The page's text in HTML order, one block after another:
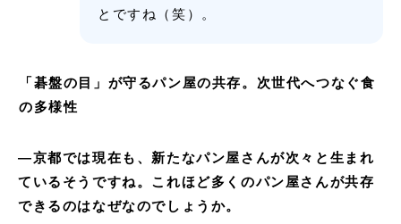
とですね（笑）。
「碁盤の目」が守るパン屋の共存。次世代へつなぐ食
の多様性
—京都では現在も、新たなパン屋さんが次々と生まれ
ているそうですね。これほど多くのパン屋さんが共存
できるのはなぜなのでしょうか。